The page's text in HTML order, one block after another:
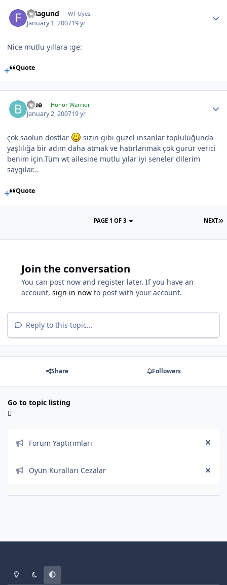
Felagund WT Uyesi
January 1, 200719 yr
Nice mutlu yıllara :ge:
Quote
Blue Honor Warrior
January 2, 200719 yr
çok saolun dostlar
sizin gibi güzel insanlar topluluğunda
yaşlılığa bir adım daha atmak ve hatırlanmak çok gurur verici
benim için.Tüm wt ailesine mutlu yılar iyi seneler dilerim
saygılar...
Quote
NEXT
PAGE 1 OF 3
Join the conversation
You can post now and register later. If you have an
account, sign in now to post with your account.
Reply to this topic...
Share Followers
Go to topic listing
Forum Yaptırımları
Hide
Oyun Kuralları Cezalar Hide
Light ModeDark ModeSystem Preference